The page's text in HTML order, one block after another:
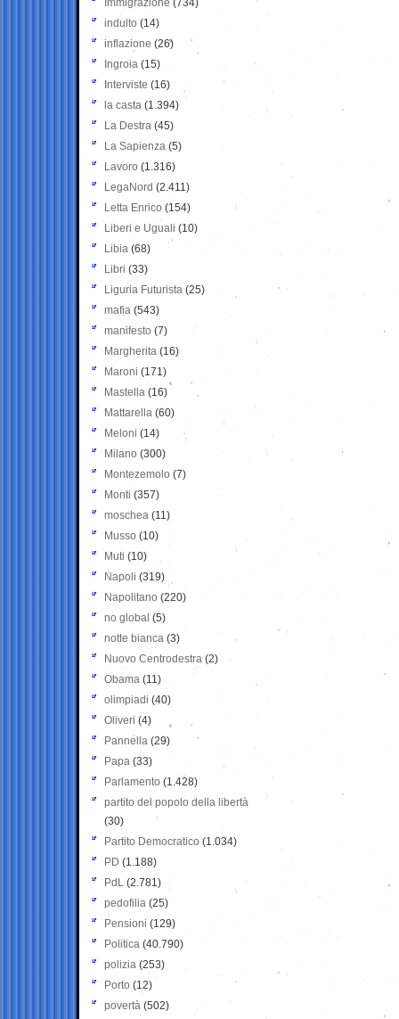
Immigrazione (734)
indulto (14)
inflazione (26)
Ingroia (15)
Interviste (16)
la casta (1.394)
La Destra (45)
La Sapienza (5)
Lavoro (1.316)
LegaNord (2.411)
Letta Enrico (154)
Liberi e Uguali (10)
Libia (68)
Libri (33)
Liguria Futurista (25)
mafia (543)
manifesto (7)
Margherita (16)
Maroni (171)
Mastella (16)
Mattarella (60)
Meloni (14)
Milano (300)
Montezemolo (7)
Monti (357)
moschea (11)
Musso (10)
Muti (10)
Napoli (319)
Napolitano (220)
no global (5)
notte bianca (3)
Nuovo Centrodestra (2)
Obama (11)
olimpiadi (40)
Oliveri (4)
Pannella (29)
Papa (33)
Parlamento (1.428)
partito del popolo della libertà
(30)
Partito Democratico (1.034)
PD (1.188)
PdL (2.781)
pedofilia (25)
Pensioni (129)
Politica (40.790)
polizia (253)
Porto (12)
povertà (502)